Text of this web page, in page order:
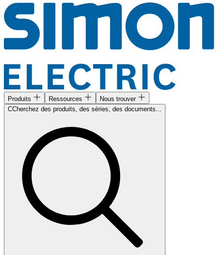
Produits Ressources
Nous trouver
CCherchez des produits, des séries, des documents...